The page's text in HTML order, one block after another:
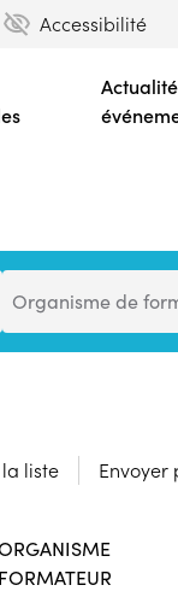
Accessibilité
de
Organisme de
liste
FORMATEUR